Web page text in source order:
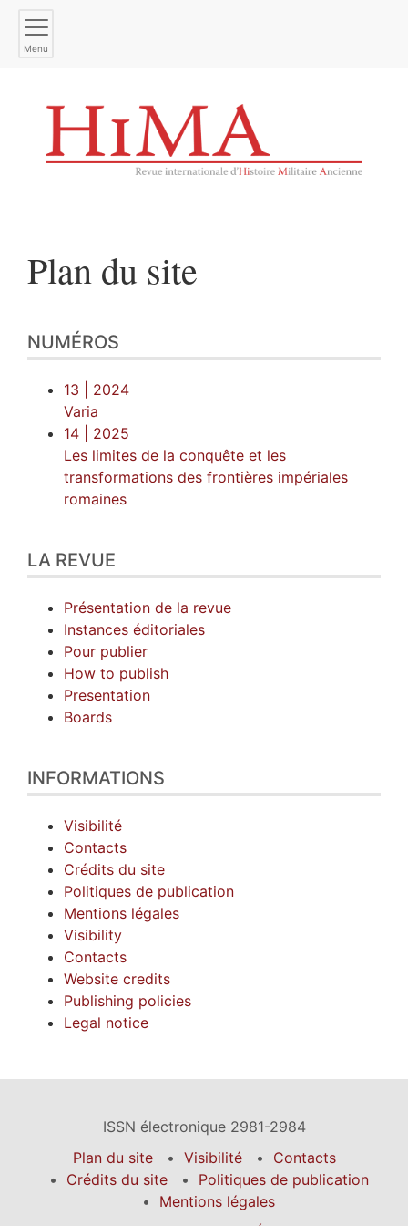
Menu
Plan du site
NUMÉROS
13 | 2024
Varia
14 | 2025
Les limites de la conquête et les
transformations des frontières impériales
romaines
LA REVUE
Présentation de la revue
Instances éditoriales
Pour publier
How to publish
Presentation
Boards
INFORMATIONS
Visibilité
Contacts
Crédits du site
Politiques de publication
Mentions légales
Visibility
Contacts
Website credits
Publishing policies
Legal notice
ISSN électronique 2981-2984
Plan du site
Visibilité
Contacts
Crédits du site
Politiques de publication
Mentions légales